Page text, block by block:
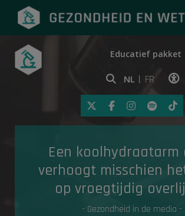
Onderwerpen
Gezondheid in de media
Educatief pakket
NL FR
Klik op deze
Een koolhydraatarm
verhoogt misschien
op vroegtijdig
- Gezondheid in de media -